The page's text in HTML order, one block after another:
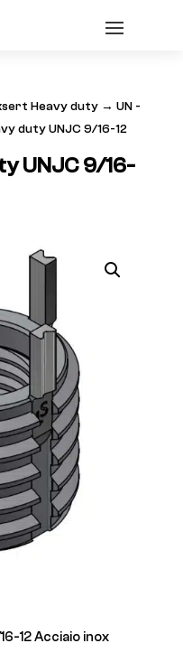
Heavy duty→ UN -
duty UNJC 9/16-12
UNJC 9/16-
12 Acciaio inox